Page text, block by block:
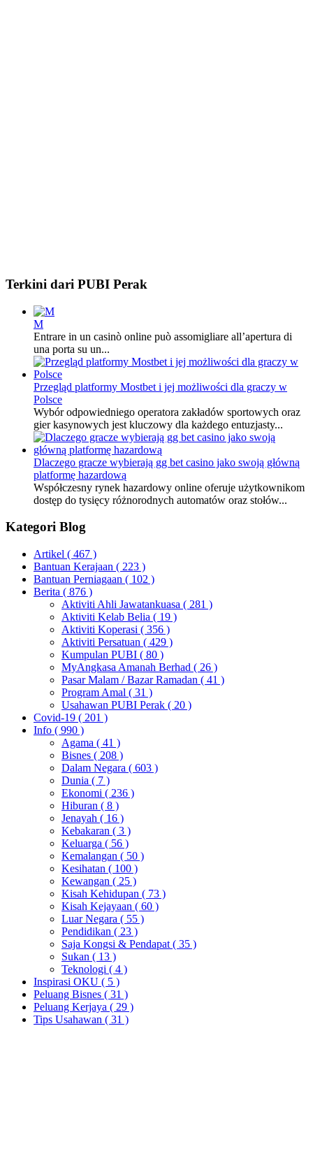
Terkini dari PUBI Perak
M
Entrare in un casinò online può assomigliare all’apertura di
una porta su un...
Przegląd platformy Mostbet i jej możliwości dla graczy w
Polsce
Wybór odpowiedniego operatora zakładów sportowych oraz
gier kasynowych jest kluczowy dla każdego entuzjasty...
Dlaczego gracze wybierają gg bet casino jako swoją główną
platformę hazardową
Współczesny rynek hazardowy online oferuje użytkownikom
dostęp do tysięcy różnorodnych automatów oraz stołów...
Kategori Blog
Artikel ( 467 )
Bantuan Kerajaan ( 223 )
Bantuan Perniagaan ( 102 )
Berita ( 876 )
Aktiviti Ahli Jawatankuasa ( 281 )
Aktiviti Kelab Belia ( 19 )
Aktiviti Koperasi ( 356 )
Aktiviti Persatuan ( 429 )
Kumpulan PUBI ( 80 )
MyAngkasa Amanah Berhad ( 26 )
Pasar Malam / Bazar Ramadan ( 41 )
Program Amal ( 31 )
Usahawan PUBI Perak ( 20 )
Covid-19 ( 201 )
Info ( 990 )
Agama ( 41 )
Bisnes ( 208 )
Dalam Negara ( 603 )
Dunia ( 7 )
Ekonomi ( 236 )
Hiburan ( 8 )
Jenayah ( 16 )
Kebakaran ( 3 )
Keluarga ( 56 )
Kemalangan ( 50 )
Kesihatan ( 100 )
Kewangan ( 25 )
Kisah Kehidupan ( 73 )
Kisah Kejayaan ( 60 )
Luar Negara ( 55 )
Pendidikan ( 23 )
Saja Kongsi & Pendapat ( 35 )
Sukan ( 13 )
Teknologi ( 4 )
Inspirasi OKU ( 5 )
Peluang Bisnes ( 31 )
Peluang Kerjaya ( 29 )
Tips Usahawan ( 31 )